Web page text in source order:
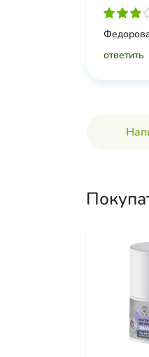
ответить